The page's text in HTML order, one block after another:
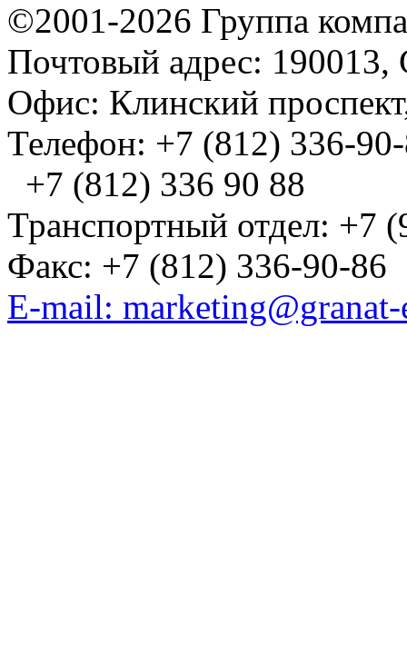
©2001-2026 Группа
Почтовый адрес: 190013,
Офис: Клинский
Телефон: +7 (812) 336-
+7 (812) 336 90 88
Транспортный отдел: +7
Факс: +7 (812) 336-90-86
E-mail: